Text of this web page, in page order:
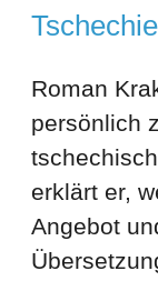
Roman
persönlich
erklärt er,
Angebot